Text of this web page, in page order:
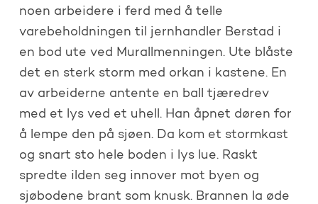
noen arbeidere i ferd med å telle
varebeholdningen til jernhandler Berstad i
en bod ute ved Murallmenningen. Ute blåste
det en sterk storm med orkan i kastene. En
av arbeiderne antente en ball tjæredrev
med et lys ved et uhell. Han åpnet døren for
å lempe den på sjøen. Da kom et stormkast
og snart sto hele boden i lys lue. Raskt
spredte ilden seg innover mot byen og
sjøbodene brant som knusk. Brannen la øde